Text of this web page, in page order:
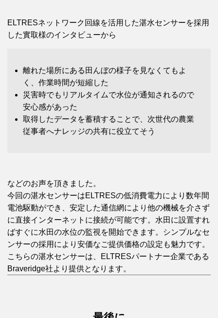
ELTRESネットワーク回線を活用した湛水センサーを採用
した實取様のインタビューから
離れた場所にある田んぼの様子を見なくてもよ
く、作業時間が短縮した
災害時でもリアルタイムで水位が通知されるので
安心感があった
取得したデータを蓄積することで、次世代の農業
従事者へナレッジの共有に役立てそう
などのお声を頂きました。
今回の湛水センサーはELTRESの低消費電力により数年間
電池駆動ができ、安定した通信網により他の機械を介さず
に直接インターネットに接続が可能です。水田に設置すれ
ばすぐに水田の水位の監視を開始できます。シンプルなセ
ンサーの採用により安価なご提供価格の設定も魅力です。
こちらの湛水センサーは、ELTRESパートナー企業である
Braveridge社より提供となります。